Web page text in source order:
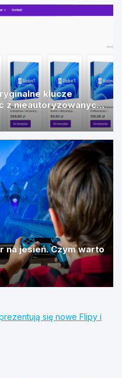
klucze
z nieautoryzowanych
na jesień. Czym warto
się nowe Flipy i